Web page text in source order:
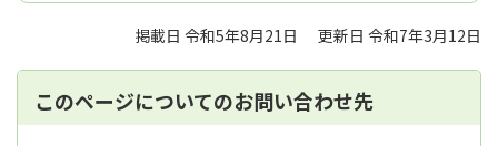
掲載日 令和5年8月21日 更新日 令和7年3月12日
このページについてのお問い合わせ先